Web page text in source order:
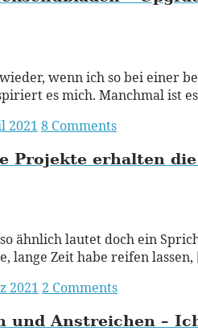
wenn ich so bei einer
es mich. Manchmal ist
2021 8 Comments
Projekte erhalten
ähnlich lautet doch ein
lange Zeit habe reifen
2021 2 Comments
und Anstreichen –